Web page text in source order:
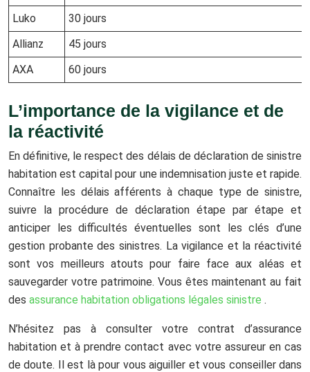
Luko
30 jours
Allianz
45 jours
AXA
60 jours
L’importance de la vigilance et de
la réactivité
En définitive, le respect des délais de déclaration de sinistre
habitation est capital pour une indemnisation juste et rapide.
Connaître les délais afférents à chaque type de sinistre,
suivre la procédure de déclaration étape par étape et
anticiper les difficultés éventuelles sont les clés d’une
gestion probante des sinistres. La vigilance et la réactivité
sont vos meilleurs atouts pour faire face aux aléas et
sauvegarder votre patrimoine. Vous êtes maintenant au fait
des assurance habitation obligations légales sinistre .
N’hésitez pas à consulter votre contrat d’assurance
habitation et à prendre contact avec votre assureur en cas
de doute. Il est là pour vous aiguiller et vous conseiller dans